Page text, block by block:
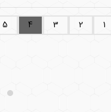
1
2
3
4
5